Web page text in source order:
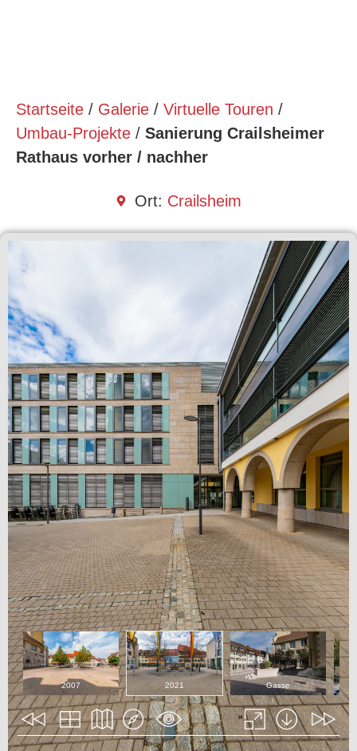
Startseite / Galerie / Virtuelle Touren /
Umbau-Projekte / Sanierung Crailsheimer
Rathaus vorher / nachher
Ort: Crailsheim